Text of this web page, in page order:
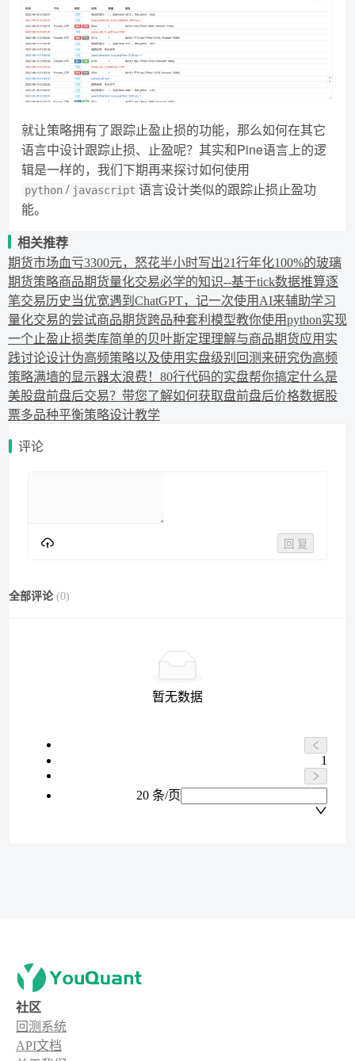
就让策略拥有了跟踪止盈止损的功能，那么如何在其它
语言中设计跟踪止损、止盈呢？其实和Pine语言上的逻
辑是一样的，我们下期再来探讨如何使用
python / javascript 语言设计类似的跟踪止损止盈功
能。
相关推荐
期货市场血亏3300元，怒花半小时写出21行年化100%的玻璃
期货策略商品期货量化交易必学的知识--基于tick数据推算逐
笔交易历史当优宽遇到ChatGPT，记一次使用AI来辅助学习
量化交易的尝试商品期货跨品种套利模型教你使用python实现
一个止盈止损类库简单的贝叶斯定理理解与商品期货应用实
践讨论设计伪高频策略以及使用实盘级别回测来研究伪高频
策略满墙的显示器太浪费！80行代码的实盘帮你搞定什么是
美股盘前盘后交易？带您了解如何获取盘前盘后价格数据股
票多品种平衡策略设计教学
评论
回 复
全部评论 (0)
暂无数据
1
20 条/页
社区
回测系统
API文档